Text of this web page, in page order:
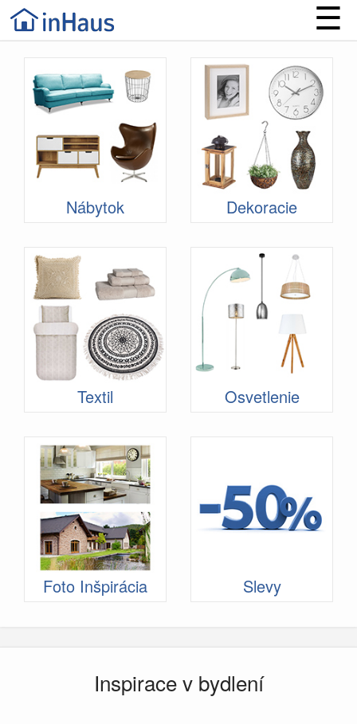
☰
Nábytok Dekoracie
Textil Osvetlenie
Foto Inšpirácia Slevy
Inspirace v bydlení